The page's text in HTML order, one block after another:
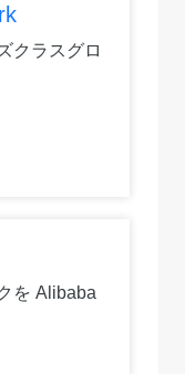
クラスグロ
を Alibaba